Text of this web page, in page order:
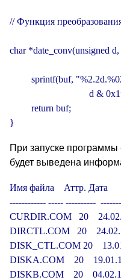
// Функция
char *date_conv(unsigned
sprintf(buf,
         return buf;
}
При запуске программы
будет выведена
Имя файла    Аттр. Дата
------------ ----- ----------
CURDIR.COM   20
DIRCTL.COM   20
DISK_CTL.COM 20
DISKA.COM    20
DISKB.COM    20